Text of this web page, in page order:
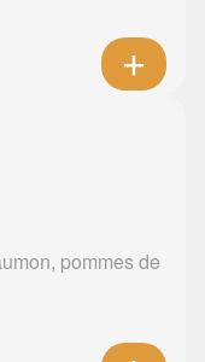
pommes de